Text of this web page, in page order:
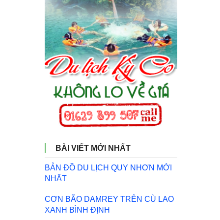
BÀI VIẾT MỚI NHẤT
BẢN ĐỒ DU LỊCH QUY NHƠN MỚI
NHẤT
CƠN BÃO DAMREY TRÊN CÙ LAO
XANH BÌNH ĐỊNH